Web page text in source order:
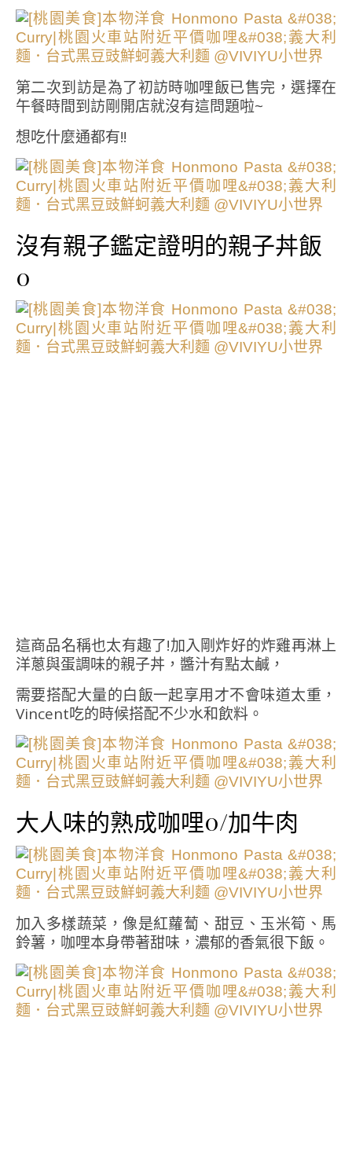
第二次到訪是為了初訪時咖哩飯已售完，選擇在
午餐時間到訪剛開店就沒有這問題啦~
想吃什麼通都有!!
沒有親子鑑定證明的親子丼飯
0
這商品名稱也太有趣了!加入剛炸好的炸雞再淋上
洋蔥與蛋調味的親子丼，醬汁有點太鹹，
需要搭配大量的白飯一起享用才不會味道太重，
Vincent吃的時候搭配不少水和飲料。
大人味的熟成咖哩0/加牛肉
加入多樣蔬菜，像是紅蘿蔔、甜豆、玉米筍、馬
鈴薯，咖哩本身帶著甜味，濃郁的香氣很下飯。